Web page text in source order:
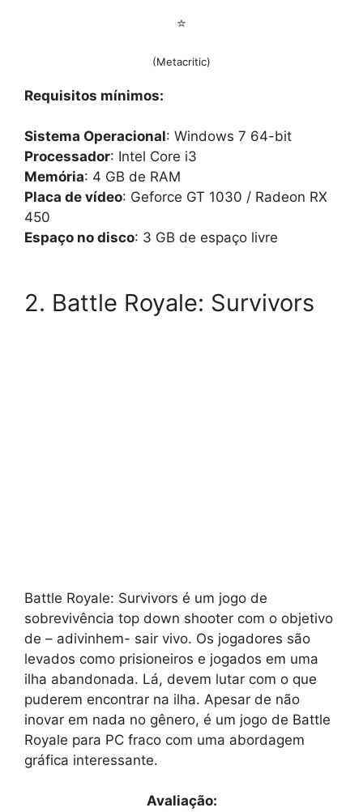
⭐
(Metacritic)
Requisitos mínimos:
Sistema Operacional: Windows 7 64-bit
Processador: Intel Core i3
Memória: 4 GB de RAM
Placa de vídeo: Geforce GT 1030 / Radeon RX
450
Espaço no disco: 3 GB de espaço livre
2. Battle Royale: Survivors
Battle Royale: Survivors é um jogo de
sobrevivência top down shooter com o objetivo
de – adivinhem- sair vivo. Os jogadores são
levados como prisioneiros e jogados em uma
ilha abandonada. Lá, devem lutar com o que
puderem encontrar na ilha. Apesar de não
inovar em nada no gênero, é um jogo de Battle
Royale para PC fraco com uma abordagem
gráfica interessante.
Avaliação: